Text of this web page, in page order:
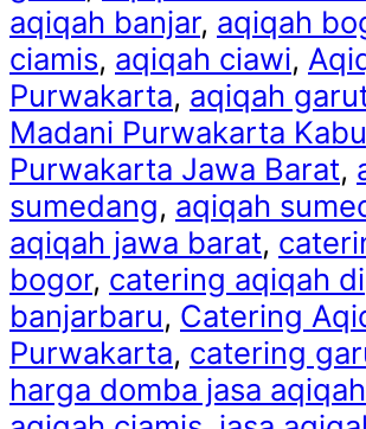
aqiqah banjar, aqiqah
ciamis, aqiqah ciawi,
Purwakarta, aqiqah
Madani Purwakarta
Purwakarta Jawa Barat,
sumedang, aqiqah
aqiqah jawa barat,
bogor, catering aqiqah di
banjarbaru, Catering
Purwakarta, catering
harga domba jasa